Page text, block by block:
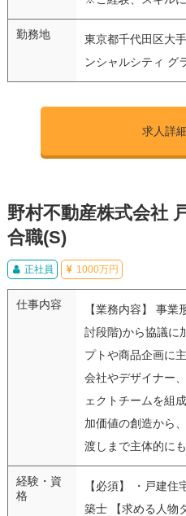
勤務地
東京都千代田区大
ンシャルシティ グ
求人詳
野村不動産株式会社
合職(S)
正社員 1000万円
仕事内容
【業務内容】 事
討段階)から協議に
プトや商品企画に
会社やデザイナー
ェクトチームを組
加価値の創造から
渡しまで主体的にも
経験・資
格
【必須】 ・戸建
築士 【求める人物